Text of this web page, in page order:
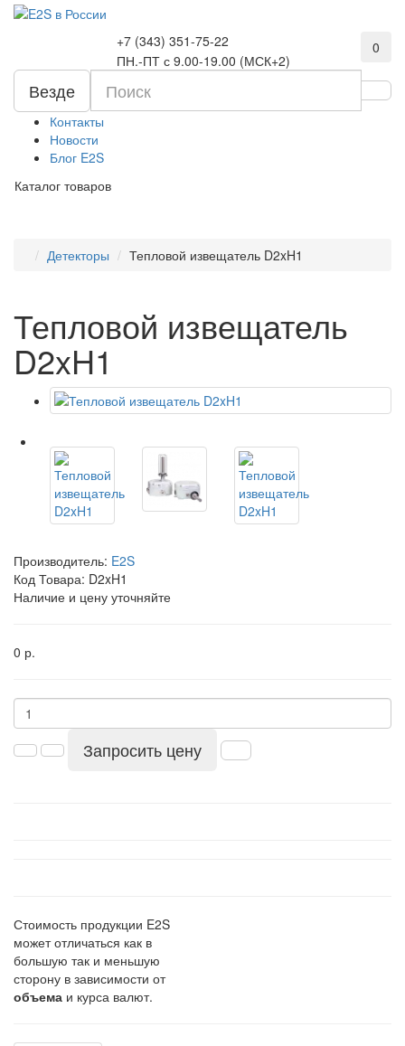
+7 (343) 351-75-22
ПН.-ПТ с 9.00-19.00 (МСК+2)
0
Везде
Контакты
Новости
Блог E2S
Каталог товаров
Детекторы Тепловой извещатель D2xH1
Тепловой извещатель
D2xH1
Производитель: E2S
Код Товара: D2xH1
Наличие и цену уточняйте
0 р.
Запросить цену
Стоимость продукции E2S
может отличаться как в
большую так и меньшую
сторону в зависимости от
объема и курса валют.